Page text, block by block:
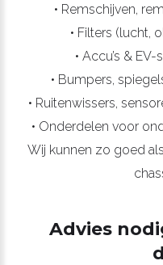
• Remschijven,
• Filters (lucht,
• Accu’s &
• Bumpers,
• Ruitenwissers,
• Onderdelen voor
Wij kunnen zo goed
Advies